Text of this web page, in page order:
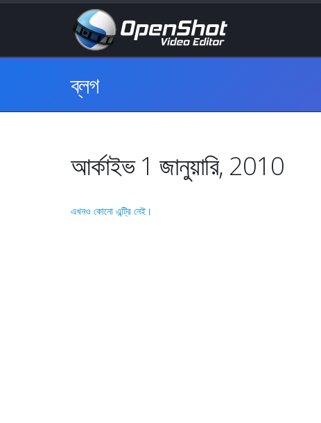
ব্লগ
আর্কাইভ 1 জানুয়ারি, 2010
এখনও কোনো এন্ট্রি নেই।